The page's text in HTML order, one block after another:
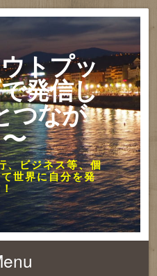
トプッ
発信し
つなが
、ビジネス等、個
世界に自分を発